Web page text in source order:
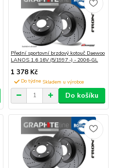
Přední sportovní brzdový kotouč Daewoo
LANOS 1.6 16V (5/1997 -) - 2006-GL
1 378 Kč
Do týdne
Do košíku